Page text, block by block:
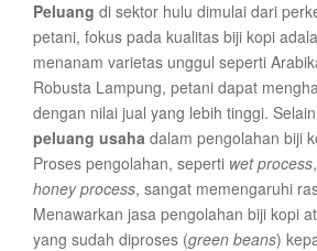
Peluang di sektor hulu dimulai dari
petani, fokus pada kualitas biji kopi
menanam varietas unggul seperti
Robusta Lampung, petani dapat
dengan nilai jual yang lebih tinggi.
peluang usaha dalam pengolahan biji
Proses pengolahan, seperti wet process,
honey process, sangat memengaruhi
Menawarkan jasa pengolahan biji kopi
yang sudah diproses (green beans)